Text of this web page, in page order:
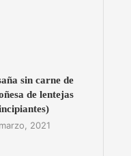
sin carne de
de lentejas
2021